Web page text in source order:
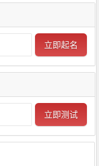
立即起名
立即测试